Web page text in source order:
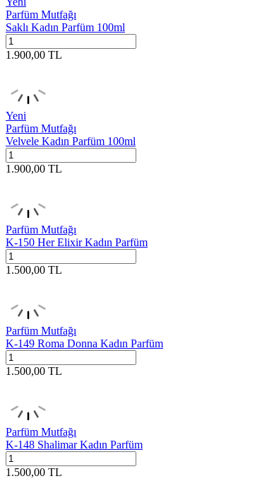
Parfüm Mutfağı
Saklı Kadın Parfüm 100ml
1.900,00 TL
Yeni
Parfüm Mutfağı
Velvele Kadın Parfüm 100ml
1.900,00 TL
Parfüm Mutfağı
K-150 Her Elixir Kadın Parfüm
1.500,00 TL
Parfüm Mutfağı
K-149 Roma Donna Kadın Parfüm
1.500,00 TL
Parfüm Mutfağı
K-148 Shalimar Kadın Parfüm
1.500,00 TL